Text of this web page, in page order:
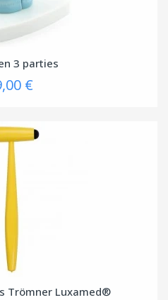
3 parties
€
Trömner Luxamed®